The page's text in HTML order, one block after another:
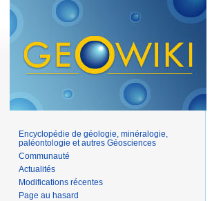
Encyclopédie de géologie, minéralogie,
paléontologie et autres Géosciences
Communauté
Actualités
Modifications récentes
Page au hasard